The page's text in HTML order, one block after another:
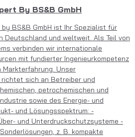
By BS&B GmbH
BS&B GmbH ist Ihr Spezialist für
Deutschland und weltweit. Als Teil von
verbinden wir internationale
mit fundierter Ingenieurkompetenz
Unser
sich an Betreiber und
petrochemischen und
sowie des Energie- und
und Lösungsspektrum: -
und Unterdruckschutzsysteme -
z. B. kompakte